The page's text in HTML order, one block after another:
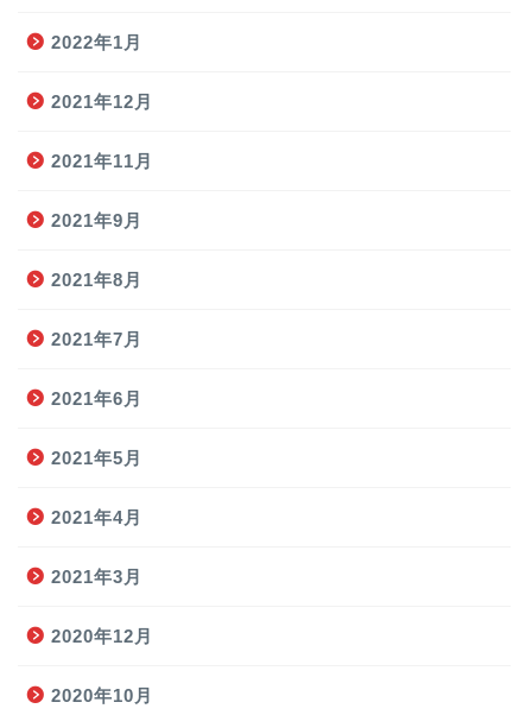
2022年1月
2021年12月
2021年11月
2021年9月
2021年8月
2021年7月
2021年6月
2021年5月
2021年4月
2021年3月
2020年12月
2020年10月